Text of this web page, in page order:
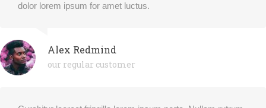
dolor lorem ipsum for amet luctus.
Alex Redmind
our regular customer